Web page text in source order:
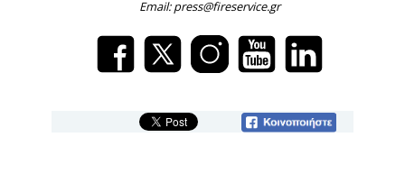
Email: press@fireservice.gr